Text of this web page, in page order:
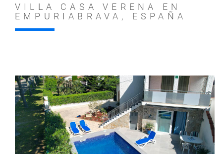
VILLA CASA VERENA EN
EMPURIABRAVA, ESPAÑA